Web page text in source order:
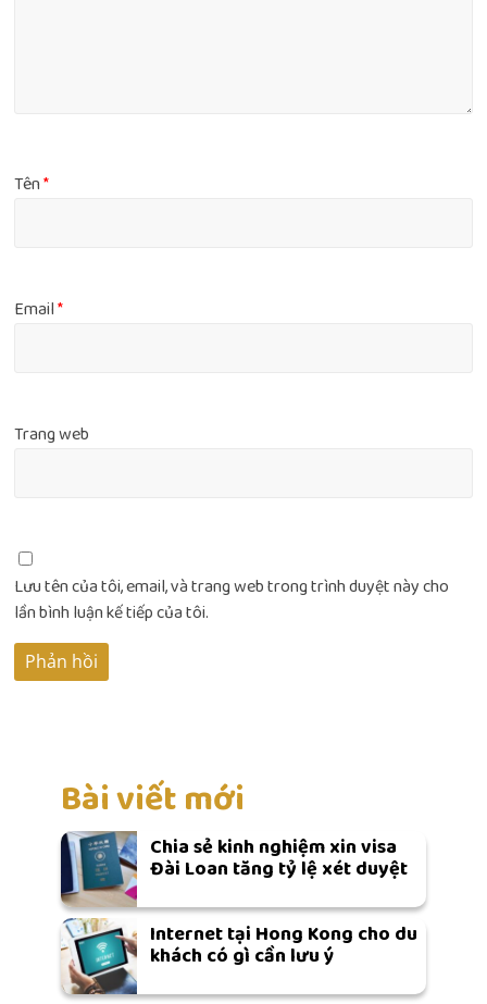
Tên*
Email*
Trang web
Lưu tên của tôi, email, và trang web trong trình duyệt này cho
lần bình luận kế tiếp của tôi.
Bài viết mới
Chia sẻ kinh nghiệm xin visa
Đài Loan tăng tỷ lệ xét duyệt
Internet tại Hong Kong cho du
khách có gì cần lưu ý